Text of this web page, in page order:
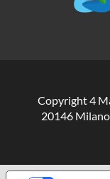
Copyright 4
20146